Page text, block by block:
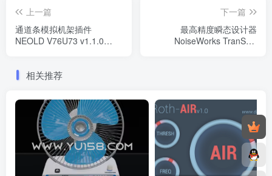
上一篇
通道条模拟机架插件
NEOLD V76U73 v1.1.0
下一篇
最高精度瞬态设计器
NoiseWorks TranSplit
相关推荐